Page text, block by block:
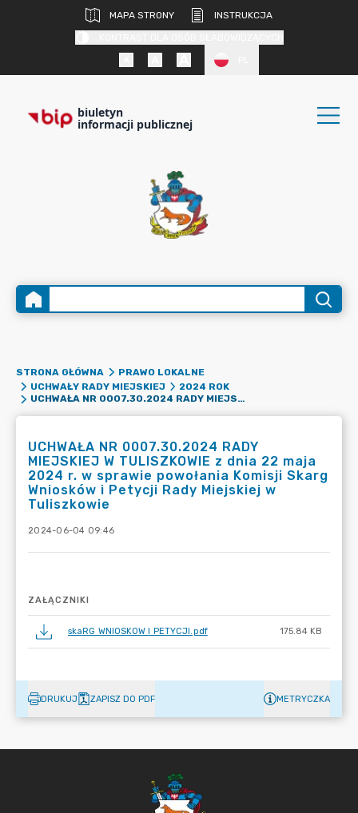
MAPA STRONY
INSTRUKCJA
biuletyn
informacji publicznej
STRONA GŁÓWNA
PRAWO LOKALNE
UCHWAŁY RADY MIEJSKIEJ
2024 ROK
UCHWAŁA NR 0007.30.2024 RADY MIEJSKIEJ W TULISZKOWIE Z DNIA 22 MAJA 2024 R. W SPRAWIE POWOŁANIA KOMISJI SKARG WNIOSKÓW I PETYCJI RADY MIEJSKIEJ W TULISZKOWIE
UCHWAŁA NR 0007.30.2024 RADY
MIEJSKIEJ W TULISZKOWIE z dnia 22 maja
2024 r. w sprawie powołania Komisji Skarg
Wniosków i Petycji Rady Miejskiej w
Tuliszkowie
2024-06-04 09:46
ZAŁĄCZNIKI
skaRG WNIOSKOW I PETYCJI.pdf 175.84 KB
DRUKUJ ZAPISZ DO PDF METRYCZKA